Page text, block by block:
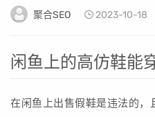
聚合SEO 2023-10-18
闲鱼上的高仿鞋能
在闲鱼上出售假鞋是违法的，